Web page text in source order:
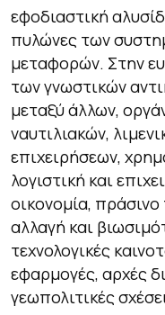
εφοδιαστική
πυλώνες των
μεταφορών. Στην
των γνωστικών
μεταξύ άλλων,
ναυτιλιακών,
επιχειρήσεων,
λογιστική και
οικονομία,
αλλαγή και
τεχνολογικές
εφαρμογές, αρχές
γεωπολιτικές